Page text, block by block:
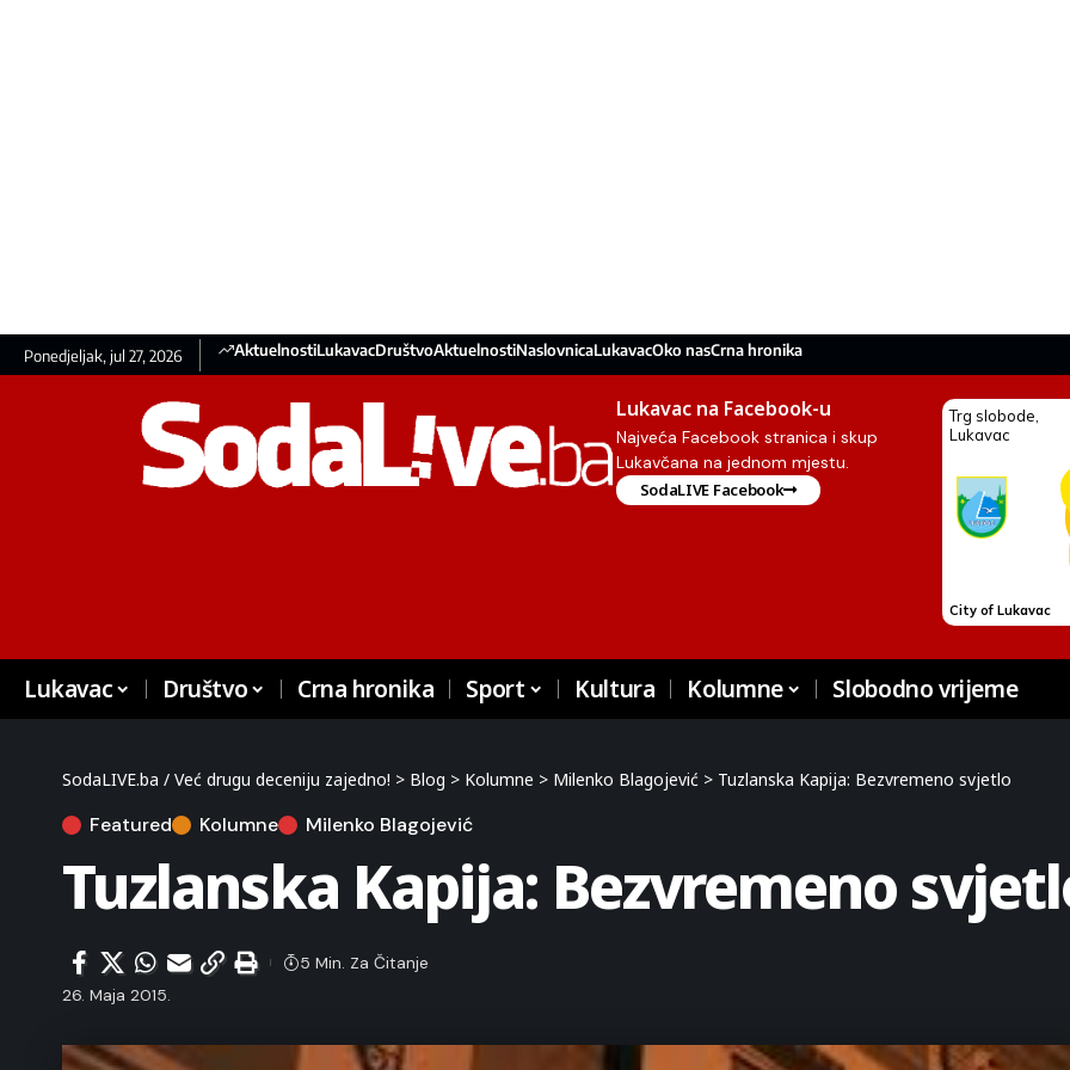
Ponedjeljak, jul 27, 2026 AktuelnostiLukavacDruštvoAktuelnostiNaslovnicaLukavacOko nasCrna hronika
Lukavac na Facebook-u
Najveća Facebook stranica i skup
Lukavčana na jednom mjestu.
SodaLIVE Facebook
Lukavac Društvo Crna hronika Sport Kultura Kolumne Slobodno vrijeme
SodaLIVE.ba / Već drugu deceniju zajedno! > Blog > Kolumne > Milenko Blagojević > Tuzlanska Kapija: Bezvremeno svjetlo
Featured Kolumne Milenko Blagojević
Tuzlanska Kapija: Bezvremeno
26. Maja 2015.
5 Min. Za Čitanje